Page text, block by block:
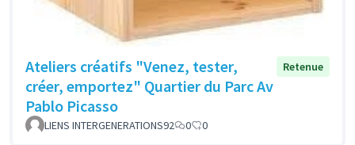
Ateliers créatifs "Venez, tester,
créer, emportez" Quartier du Parc Av
Pablo Picasso
Retenue
LIENS INTERGENERATIONS92 0 0